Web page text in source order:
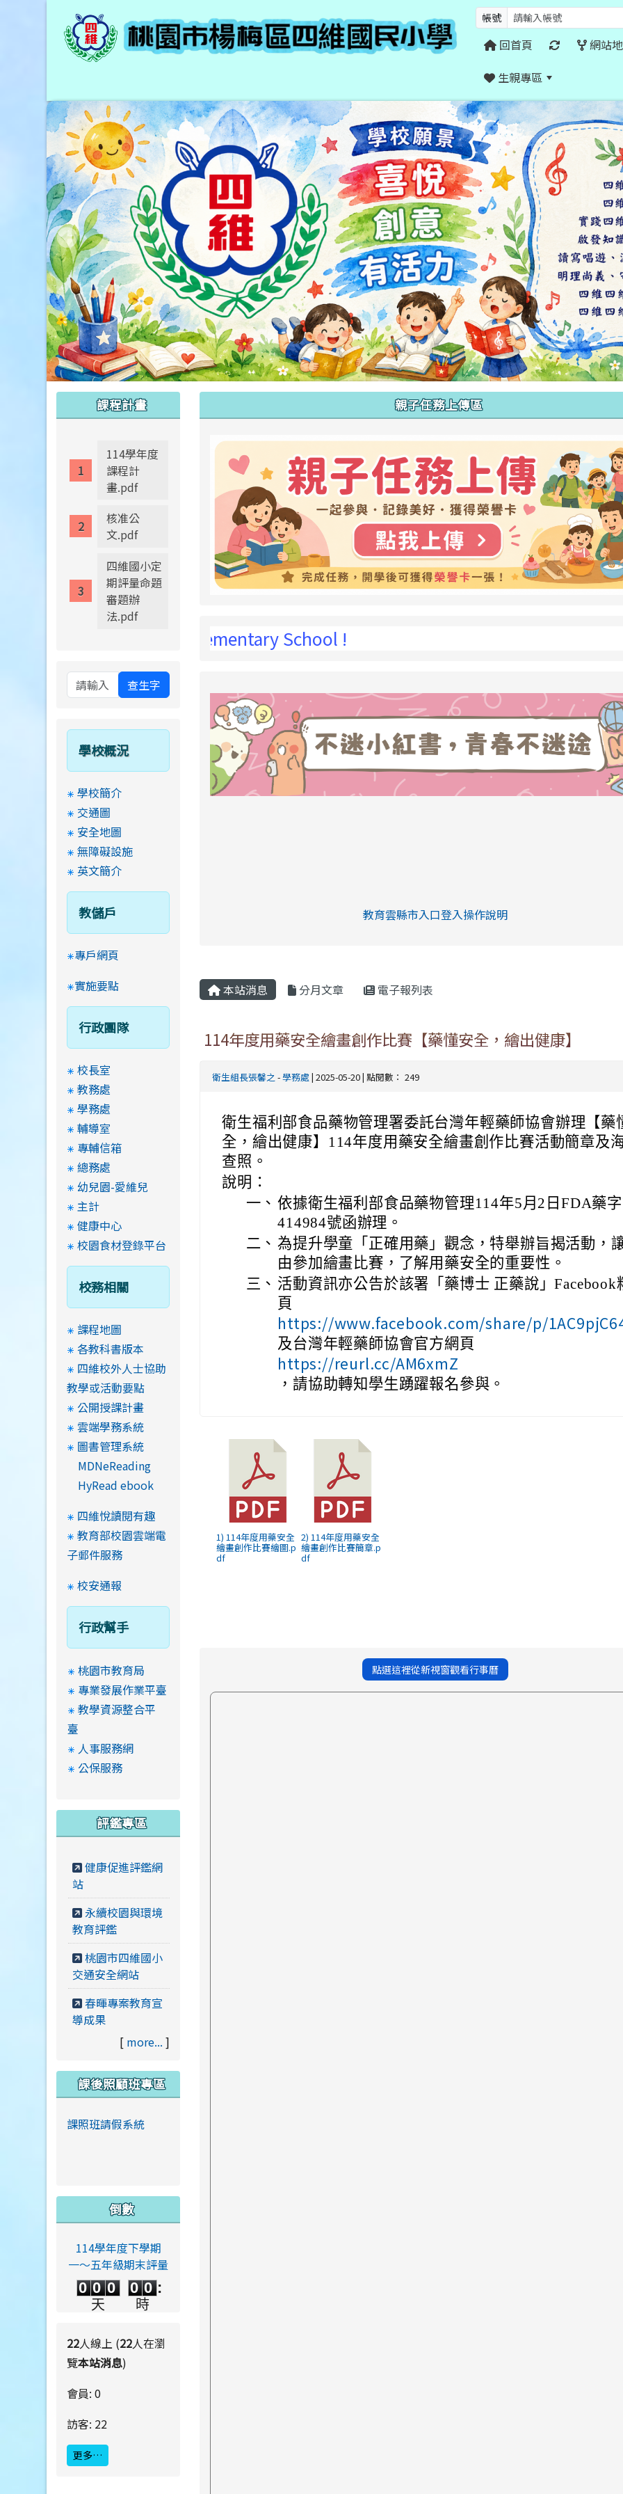
帳號
回首頁 網站
生親專區
親子任務上傳區
Si-Wei Elementary School !
link to https://eliteracy.edu.tw/
link to https://eliteracy.edu.tw/Shorts/
教育雲縣市入口登入操作說明
link to https://eliteracy.edu.tw/
本站消息 分月文章 電子報列表
114年度用藥安全繪畫創作比賽【藥懂安全，繪出健康】
衛生組長張馨之 -學務處 | 2025-05-20 | 點閱數： 249
衛生福利部食品藥物管理署委託台灣年輕藥師協會辦理【藥
全，繪出健康】114年度用藥安全繪畫創作比賽活動簡章及
查照。
說明：
一、 依據衛生福利部食品藥物管理114年5月2日FDA藥
414984號函辦理。
二、 為提升學童「正確用藥」觀念，特舉辦旨揭活動，
由參加繪畫比賽，了解用藥安全的重要性。
三、 活動資訊亦公告於該署「藥博士 正藥說」Facebook
頁
https://www.facebook.com/share/p/
及台灣年輕藥師協會官方網頁
https://reurl.cc/AM6xmZ
，請協助轉知學生踴躍報名參與。
1) 114年度用藥安全
繪畫創作比賽繪圖.p
df
2) 114年度用藥安全
繪畫創作比賽簡章.p
df
點選這裡從新視窗觀看行事曆
課程計畫
114學年度
課程計
畫.pdf
核准公
文.pdf
四維國小定
期評量命題
審題辦
法.pdf
查生字
學校概況
學校簡介
交通圖
安全地圖
無障礙設施
英文簡介
教儲戶
專戶網頁
實施要點
行政團隊
校長室
教務處
學務處
輔導室
專輔信箱
總務處
幼兒園-愛維兒
主計
健康中心
校園食材登錄平台
校務相關
課程地圖
各教科書版本
四維校外人士協助
教學或活動要點
公開授課計畫
雲端學務系統
圖書管理系統
MDNeReading
HyRead ebook
四維悅讀閱有趣
教育部校園雲端電
子郵件服務
校安通報
行政幫手
桃園市教育局
專業發展作業平臺
教學資源整合平
臺
人事服務網
公保服務
評鑑專區
健康促進評鑑網
站
永續校園與環境
教育評鑑
桃園市四維國小
交通安全網站
春暉專案教育宣
導成果
[ more... ]
課後照顧班專區
課照班請假系統
倒數
114學年度下學期
一～五年級期末評量
0
0
0
0
0
0
天
0
0
0
0
時
:
0 0
分
0
秒
22人線上 (22人在瀏
覽本站消息)
會員: 0
訪客: 22
更多…